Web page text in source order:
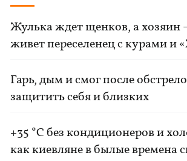
Жулька ждет щенков, а хозяин
живет переселенец с курами и
Гарь, дым и смог после
защитить себя и близких
+35 °C без кондиционеров и
как киевляне в былые времена